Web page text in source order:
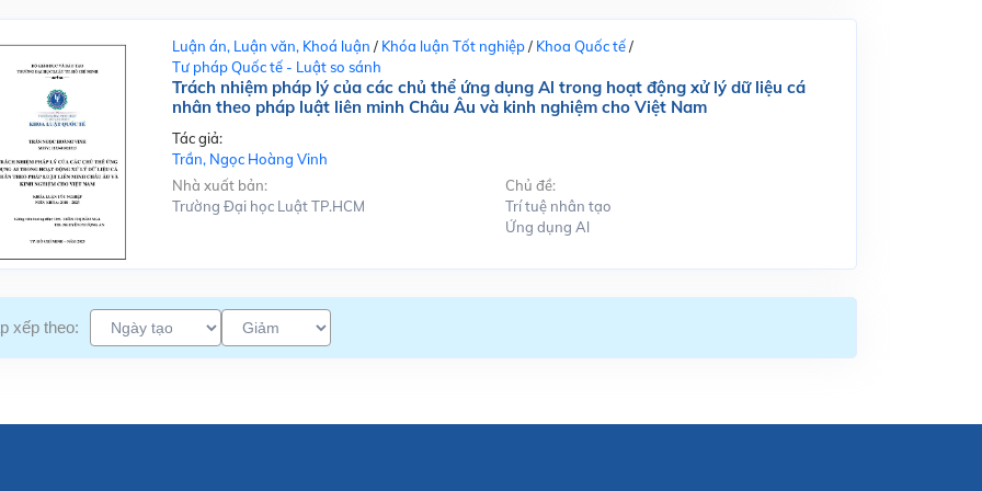
Luận án, Luận văn, Khoá luận / Khóa luận Tốt nghiệp/ Khoa Quốc tế/
Tư pháp Quốc tế - Luật so sánh
Trách nhiệm pháp lý của các chủ thể ứng dụng Al trong hoạt động xử lý dữ liệu cá
nhân theo pháp luật liên minh Châu Âu và kinh nghiệm cho Việt Nam
Tác giả:
Trần, Ngọc Hoàng Vinh
Nhà xuất bản:
Trường Đại học Luật TP.HCM
Chủ đề:
Trí tuệ nhân tạo
Ứng dụng Al
xếp theo: